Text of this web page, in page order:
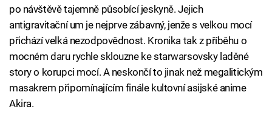
po návštěvě tajemně působící jeskyně. Jejich
antigravitační um je nejprve zábavný, jenže s velkou mocí
přichází velká nezodpovědnost. Kronika tak z příběhu o
mocném daru rychle sklouzne ke starwarsovsky laděné
story o korupci mocí. A neskončí to jinak než megalitickým
masakrem připomínajícím finále kultovní asijské anime
Akira.